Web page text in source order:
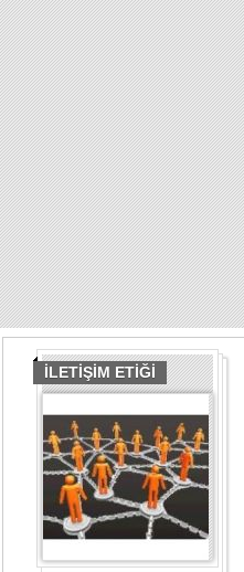
İLETİŞİM ETİĞİ